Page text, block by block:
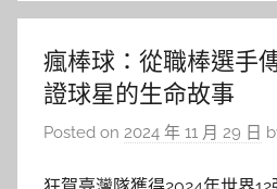
瘋棒球：從職棒選手
證球星的生命故事
Posted on 2024 年 11 月 29 日